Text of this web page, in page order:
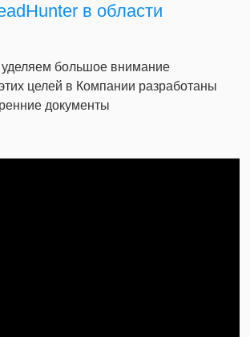
в области
большое внимание
целей в Компании разработаны
документы